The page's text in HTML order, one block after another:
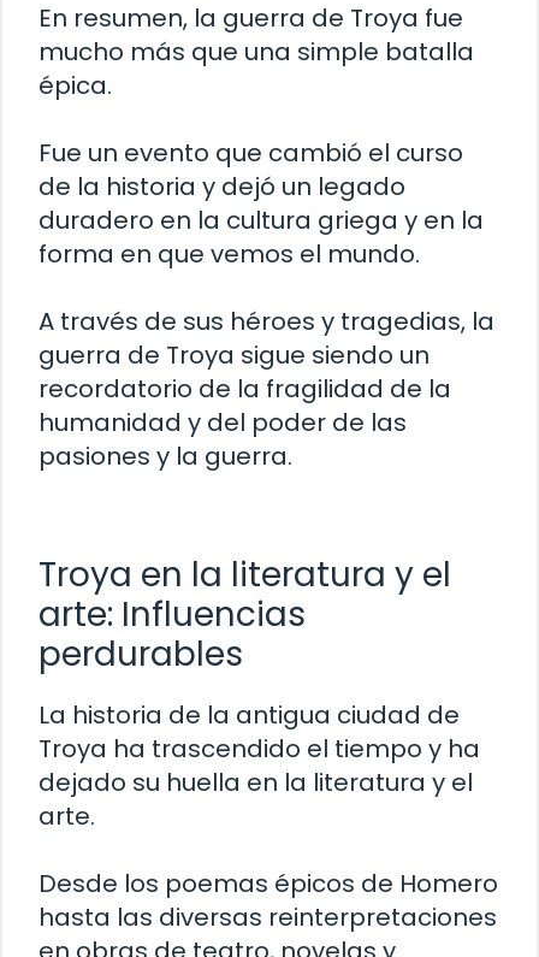
En resumen, la guerra de Troya fue
mucho más que una simple batalla
épica.
Fue un evento que cambió el curso
de la historia y dejó un legado
duradero en la cultura griega y en la
forma en que vemos el mundo.
A través de sus héroes y tragedias, la
guerra de Troya sigue siendo un
recordatorio de la fragilidad de la
humanidad y del poder de las
pasiones y la guerra.
Troya en la literatura y el
arte: Influencias
perdurables
La historia de la antigua ciudad de
Troya ha trascendido el tiempo y ha
dejado su huella en la literatura y el
arte.
Desde los poemas épicos de Homero
hasta las diversas reinterpretaciones